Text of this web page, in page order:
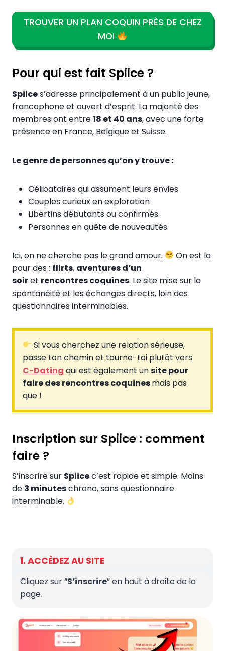
TROUVER UN PLAN COQUIN PRÈS DE CHEZ
MOI
Pour qui est fait Spiice ?
Spiices’adresse principalement à un public jeune,
francophone et ouvert d’esprit. La majorité des
membres ont entre18 et 40 ans, avec une forte
présence en France, Belgique et Suisse.
Le genre de personnes qu’on y trouve :
Célibataires qui assument leurs envies
Couples curieux en exploration
Libertins débutants ou confirmés
Personnes en quête de nouveautés
Ici, on ne cherche pas le grand amour.
On est la
pour des : flirts, aventures d’un
soiret rencontres coquines. Le site mise sur la
spontanéité et les échanges directs, loin des
questionnaires interminables.
Si vous cherchez une relation sérieuse,
passe ton chemin et tourne-toi plutôt vers
C-Dating qui est également unsite pour
faire des rencontres coquinesmais pas
que !
Inscription sur Spiice : comment
faire ?
S’inscrire sur Spiicec’est rapide et simple. Moins
de 3 minuteschrono, sans questionnaire
interminable.
1. ACCÈDEZ AU SITE
Cliquez sur “S’inscrire” en haut à droite de la
page.